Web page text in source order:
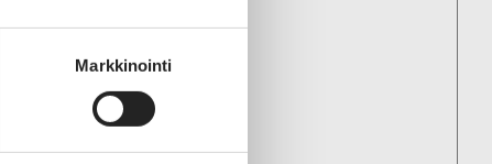
Markkinointi
Oy